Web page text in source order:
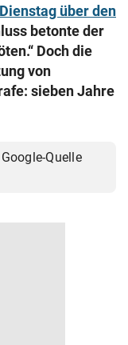
über den
betonte der
Doch die
von
sieben Jahre
Quelle